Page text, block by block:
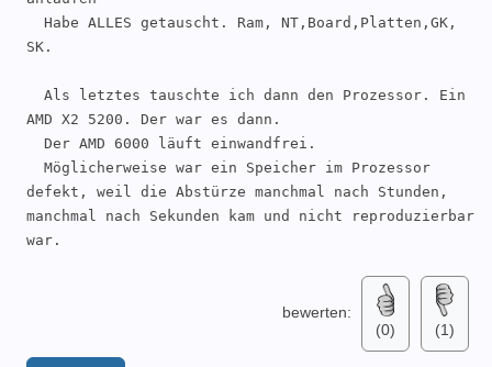
SK.
AMD X2 5200. Der war es dann.
defekt, weil die Abstürze manchmal nach Stunden,
manchmal nach Sekunden kam und nicht reproduzierbar
war.
bewerten:
(0)
(1)